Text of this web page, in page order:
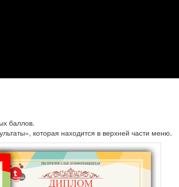
баллов.
которая находится в верхней части меню.